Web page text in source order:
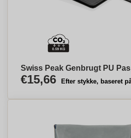
Swiss Peak Genbrugt PU
€15,66 Efter stykke, baseret